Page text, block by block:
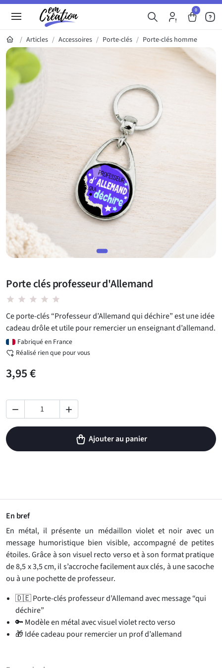
0
Articles Accessoires Porte-clés Porte-clés homme
Galerie du produit
Porte clés professeur d'Allemand
star star star star star
Ce porte-clés “Professeur d’Allemand qui déchire” est une idée
cadeau drôle et utile pour remercier un enseignant d’allemand.
Fabriqué en France
Réalisé rien que pour vous
3,95 €
 
Ajouter au panier
En bref
En métal, il présente un médaillon violet et noir avec un
message humoristique bien visible, accompagné de petites
étoiles. Grâce à son visuel recto verso et à son format pratique
de 8,5 x 3,5 cm, il s’accroche facilement aux clés, à une sacoche
ou à une pochette de professeur.
🇩🇪 Porte-clés professeur d’Allemand avec message “qui
déchire”
🔑 Modèle en métal avec visuel violet recto verso
🎁 Idée cadeau pour remercier un prof d’allemand